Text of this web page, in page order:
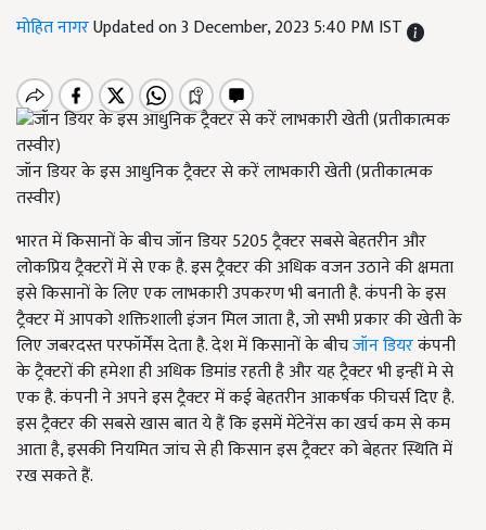
मोहित नागरUpdated on 3 December, 2023 5:40 PM IST
जॉन डियर के इस आधुनिक ट्रैक्टर से करें लाभकारी खेती (प्रतीकात्मक
तस्वीर)
भारत में किसानों के बीच जॉन डियर 5205 ट्रैक्टर सबसे बेहतरीन और
लोकप्रिय ट्रैक्टरों में से एक है. इस ट्रैक्टर की अधिक वजन उठाने की क्षमता
इसे किसानों के लिए एक लाभकारी उपकरण भी बनाती है. कंपनी के इस
ट्रैक्टर में आपको शक्तिशाली इंजन मिल जाता है, जो सभी प्रकार की खेती के
लिए जबरदस्त परफॉर्मेंस देता है. देश में किसानों के बीचजॉन डियरकंपनी
के ट्रैक्टरों की हमेशा ही अधिक डिमांड रहती है और यह ट्रैक्टर भी इन्हीं मे से
एक है. कंपनी ने अपने इस ट्रैक्टर में कई बेहतरीन आकर्षक फीचर्स दिए है.
इस ट्रैक्टर की सबसे खास बात ये हैं कि इसमें मेंटेनेंस का खर्च कम से कम
आता है, इसकी नियमित जांच से ही किसान इस ट्रैक्टर को बेहतर स्थिति में
रख सकते हैं.